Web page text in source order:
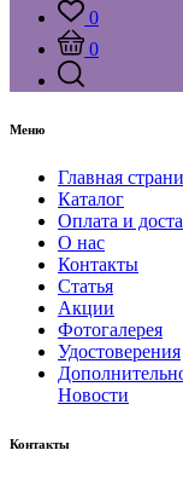
0
0
Меню
Главная
Каталог
Оплата и
О нас
Контакты
Статья
Акции
Фотогалерея
Удостоверения
Новости
Контакты